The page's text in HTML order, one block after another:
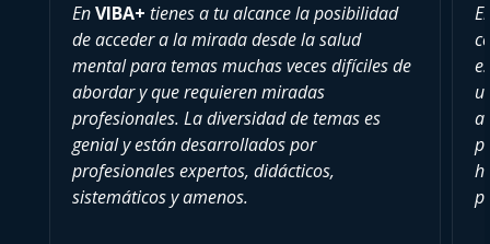
EnVIBA+ tienes a tu alcance la posibilidad
de acceder a la mirada desde la salud
mental para temas muchas veces difíciles de
abordar y que requieren miradas
profesionales. La diversidad de temas es
genial y están desarrollados por
profesionales expertos, didácticos,
sistemáticos y amenos.